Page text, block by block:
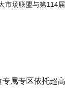
市场联盟与第114
属专区依托超